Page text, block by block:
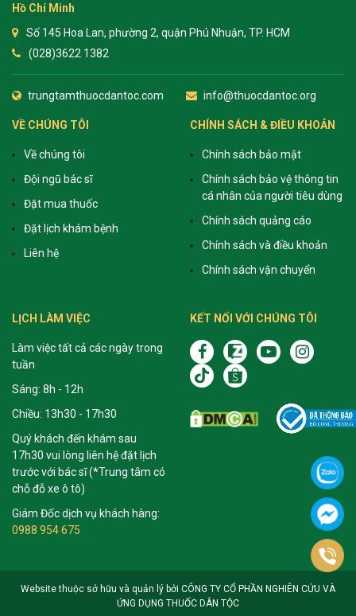
Hồ Chí Minh
Số 145 Hoa Lan, phường 2, quận Phú Nhuận, TP. HCM
(028)3622 1382
trungtamthuocdantoc.com info@thuocdantoc.org
VỀ CHÚNG TÔI
Về chúng tôi
Đội ngũ bác sĩ
Đặt mua thuốc
Đặt lịch khám bệnh
Liên hệ
CHÍNH SÁCH & ĐIỀU KHOẢN
Chính sách bảo mật
Chính sách bảo vệ thông tin
cá nhân của người tiêu dùng
Chính sách quảng cáo
Chính sách và điều khoản
Chính sách vận chuyển
LỊCH LÀM VIỆC
Làm việc tất cả các ngày trong
tuần
Sáng: 8h - 12h
Chiều: 13h30 - 17h30
Quý khách đến khám sau
17h30 vui lòng liên hệ đặt lịch
trước với bác sĩ (*Trung tâm có
chỗ đỗ xe ô tô)
Giám Đốc dịch vụ khách hàng:
0988 954 675
KẾT NỐI VỚI CHÚNG TÔI
Website thuộc sở hữu và quản lý bởi CÔNG TY CỔ PHẦN NGHIÊN CỨU VÀ
ỨNG DỤNG THUỐC DÂN TỘC